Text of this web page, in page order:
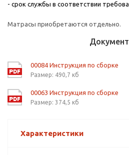
- срок службы в соответствии
Матрасы приобретаются отдельно.
00084 Инструкция по сборке
Размер: 490,7 кб
00063 Инструкция по сборке
Размер: 374,5 кб
Характеристики